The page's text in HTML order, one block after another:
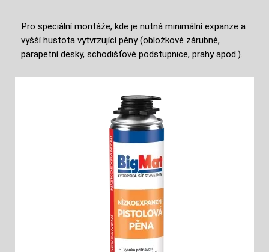
Pro speciální montáže, kde je nutná minimální expanze a
vyšší hustota vytvrzující pěny (obložkové zárubně,
parapetní desky, schodišťové podstupnice, prahy apod.).